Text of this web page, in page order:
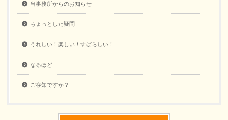
当事務所からのお知らせ
ちょっとした疑問
うれしい！楽しい！すばらしい！
なるほど
ご存知ですか？